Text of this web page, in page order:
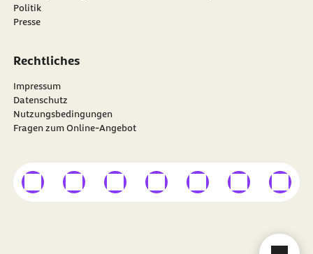
Politik
Presse
Rechtliches
Impressum
Datenschutz
Nutzungsbedingungen
Fragen zum Online-Angebot
Besuchen Sie dieBARMER auf
externer Linkexterner Linkexterner Linkexterner Linkexterner Linkexterner Link